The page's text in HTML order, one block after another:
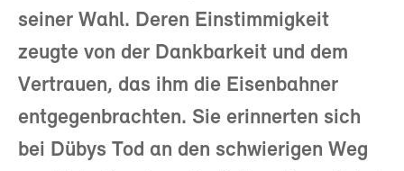
seiner Wahl. Deren Einstimmigkeit
zeugte von der Dankbarkeit und dem
Vertrauen, das ihm die Eisenbahner
entgegenbrachten. Sie erinnerten sich
bei Dübys Tod an den schwierigen Weg